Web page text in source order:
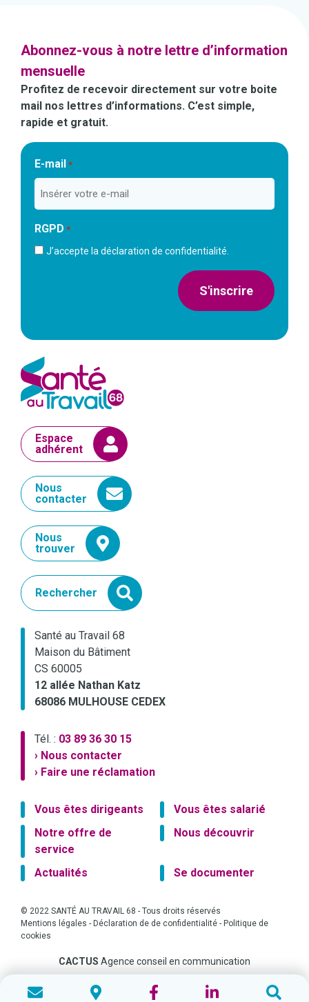
Abonnez-vous à notre lettre d’information
mensuelle
Profitez de recevoir directement sur votre boite
mail nos lettres d’informations. C’est simple,
rapide et gratuit.
E-mail *
RGPD *
J’accepte la déclaration de confidentialité.
S'inscrire
Espace
adhérent
Nous
contacter
Nous
trouver
Rechercher
Santé au Travail 68
Maison du Bâtiment
CS 60005
12 allée Nathan Katz
68086 MULHOUSE CEDEX
Tél. : 03 89 36 30 15
› Nous contacter
› Faire une réclamation
Vous êtes dirigeants
Vous êtes salarié
Notre offre de
service
Nous découvrir
Actualités Se documenter
© 2022 SANTÉ AU TRAVAIL 68 - Tous droits réservés
Mentions légales - Déclaration de de confidentialité - Politique de
cookies
CACTUS Agence conseil en communication